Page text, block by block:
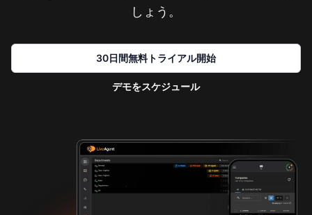
しょう。
30日間無料トライアル開始
デモをスケジュール